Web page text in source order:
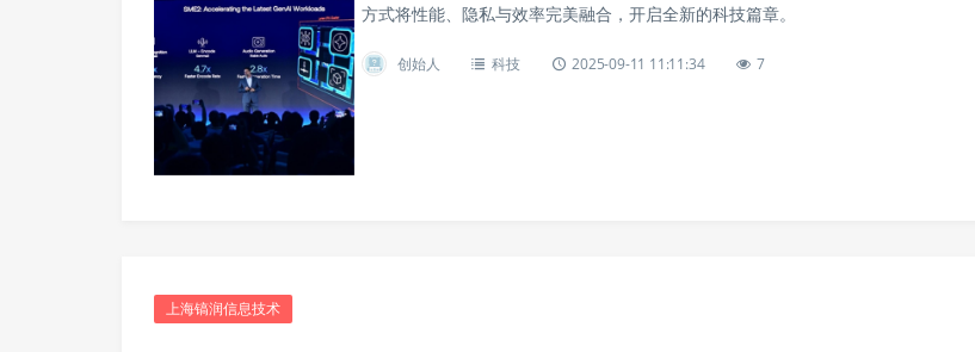
方式将性能、隐私与效率完美融合，开启全新的科技篇章。
创始人 科技 2025-09-11 11:11:34 7
上海镐润信息技术